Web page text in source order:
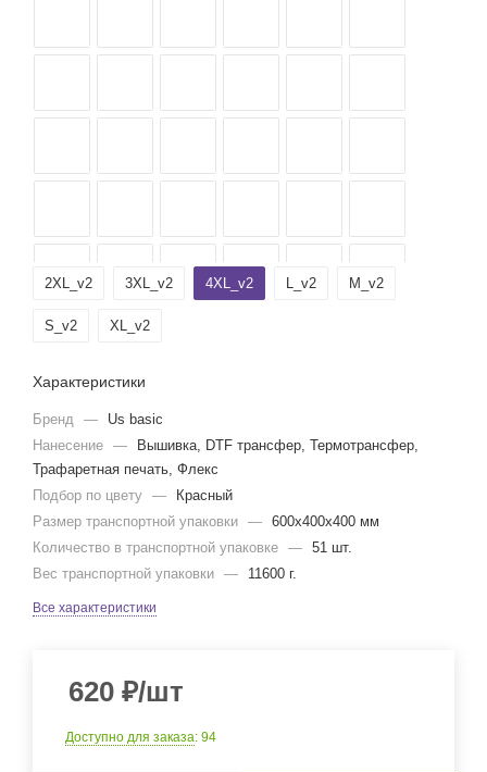
2XL_v2 3XL_v2 4XL_v2 L_v2 M_v2
S_v2 XL_v2
Характеристики
Бренд —
Us basic
Нанесение —
Вышивка, DTF трансфер, Термотрансфер,
Трафаретная печать, Флекс
Подбор по цвету —
Красный
Размер транспортной упаковки — 600x400x400 мм
Количество в транспортной упаковке — 51 шт.
Вес транспортной упаковки — 11600 г.
Все характеристики
620 ₽/шт
Доступно для заказа: 94